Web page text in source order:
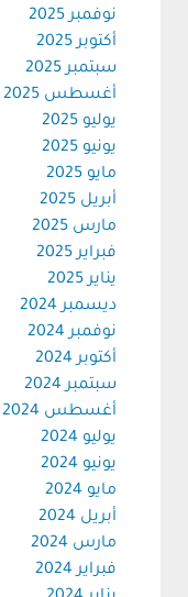
نوفمبر 2025
أكتوبر 2025
سبتمبر 2025
أغسطس 2025
يوليو 2025
يونيو 2025
مايو 2025
أبريل 2025
مارس 2025
فبراير 2025
يناير 2025
ديسمبر 2024
نوفمبر 2024
أكتوبر 2024
سبتمبر 2024
أغسطس 2024
يوليو 2024
يونيو 2024
مايو 2024
أبريل 2024
مارس 2024
فبراير 2024